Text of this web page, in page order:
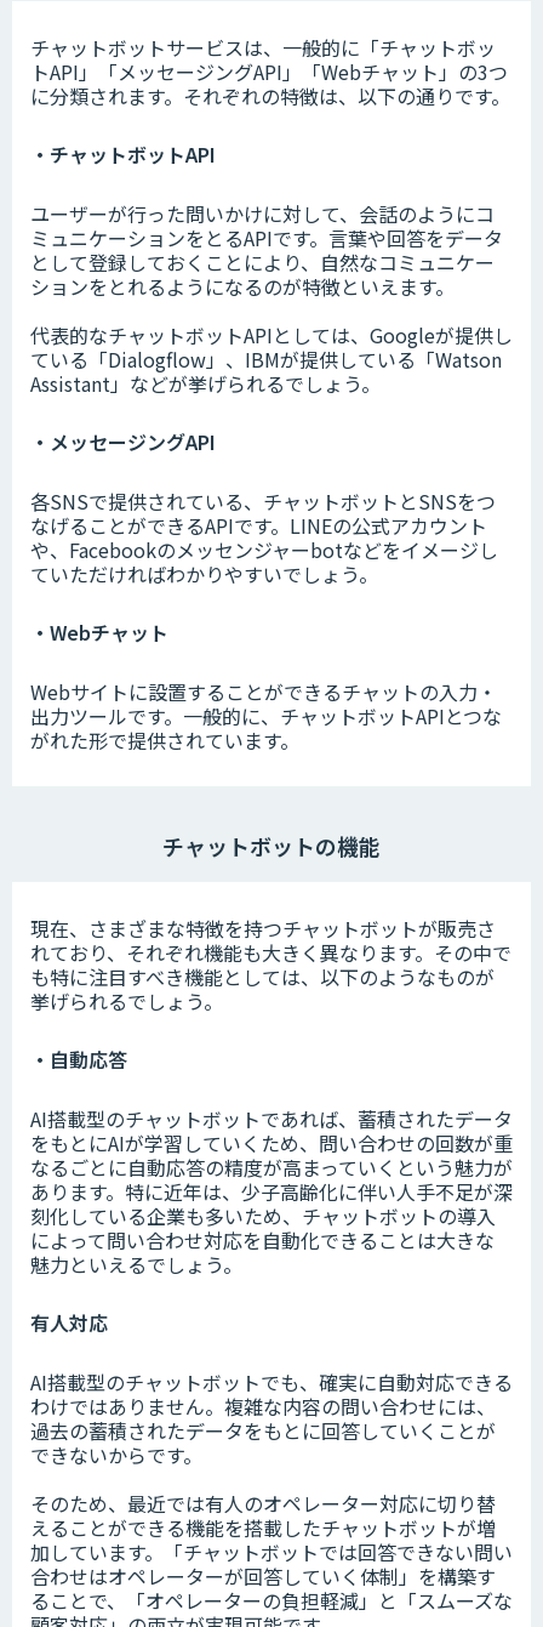
チャットボットサービスは、一般的に「チャットボッ
トAPI」「メッセージングAPI」「Webチャット」の3つ
に分類されます。それぞれの特徴は、以下の通りです。
・チャットボットAPI
ユーザーが行った問いかけに対して、会話のようにコ
ミュニケーションをとるAPIです。言葉や回答をデータ
として登録しておくことにより、自然なコミュニケー
ションをとれるようになるのが特徴といえます。
代表的なチャットボットAPIとしては、Googleが提供し
ている「Dialogflow」、IBMが提供している「Watson
Assistant」などが挙げられるでしょう。
・メッセージングAPI
各SNSで提供されている、チャットボットとSNSをつ
なげることができるAPIです。LINEの公式アカウント
や、Facebookのメッセンジャーbotなどをイメージし
ていただければわかりやすいでしょう。
・Webチャット
Webサイトに設置することができるチャットの入力・
出力ツールです。一般的に、チャットボットAPIとつな
がれた形で提供されています。
チャットボットの機能
現在、さまざまな特徴を持つチャットボットが販売さ
れており、それぞれ機能も大きく異なります。その中で
も特に注目すべき機能としては、以下のようなものが
挙げられるでしょう。
・自動応答
AI搭載型のチャットボットであれば、蓄積されたデータ
をもとにAIが学習していくため、問い合わせの回数が重
なるごとに自動応答の精度が高まっていくという魅力が
あります。特に近年は、少子高齢化に伴い人手不足が深
刻化している企業も多いため、チャットボットの導入
によって問い合わせ対応を自動化できることは大きな
魅力といえるでしょう。
有人対応
AI搭載型のチャットボットでも、確実に自動対応できる
わけではありません。複雑な内容の問い合わせには、
過去の蓄積されたデータをもとに回答していくことが
できないからです。
そのため、最近では有人のオペレーター対応に切り替
えることができる機能を搭載したチャットボットが増
加しています。「チャットボットでは回答できない問い
合わせはオペレーターが回答していく体制」を構築す
ることで、「オペレーターの負担軽減」と「スムーズな